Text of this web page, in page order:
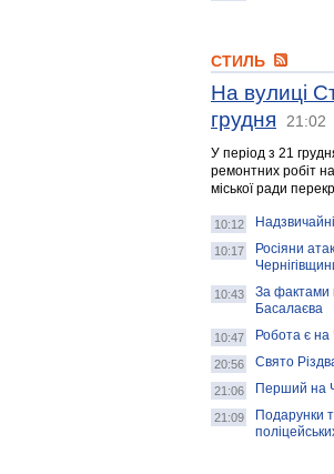
СТИЛЬ
На вулиці
грудня
21:02
У період з 21
ремонтних робіт
міської ради
10:12
10:17
Росіяни
10:43
За фактами
Басалаєва
10:47 Робота є на
20:56 Свято
21:06 Перший на
21:09
Подарунки